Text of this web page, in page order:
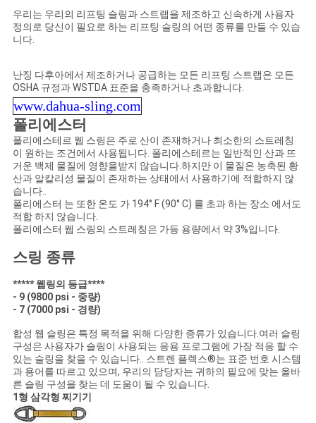
용
문
을
요
구
하
세
요
뉴
스
우리는 우리의 리프팅 슬링과 스트랩을 제조하고 신속하게 사용자
정의로 당신이 필요로 하는 리프팅 슬링의 어떤 종류를 만들 수 있습
니다.
난징 다후아에서 제조하거나 공급하는 모든 리프팅 스트랩은 모든
OSHA 규정과 WSTDA 표준을 충족하거나 초과합니다.
www.dahua-sling.com
폴리에스터
폴리에스테르 웹 스링은 주로 산이 존재하거나 최소한의 스트레칭
이 원하는 조건에서 사용됩니다. 폴리에스테르는 일반적인 산과 뜨
거운 백제 물질에 영향을받지 않습니다.하지만 이 물질은 농축된 황
산과 알칼리성 물질이 존재하는 상태에서 사용하기에 적합하지 않
습니다..
폴리에스터 는 또한 온도 가 194° F (90° C) 를 초과 하는 장소 에서도
적합 하지 않습니다.
폴리에스터 웹 스링의 스트레칭은 가등 용량에서 약 3%입니다.
스링 종류
***** 웹링의 등급****
- 9 (9800 psi - 중량)
- 7 (7000 psi - 경량)
합성 웹 슬링은 특정 목적을 위해 다양한 종류가 있습니다.여러 슬링
구성은 사용자가 슬링이 사용되는 응용 프로그램에 가장 적응 할 수
있는 슬링을 찾을 수 있습니다.. 스트렌 플렉스®는 표준 번호 시스템
과 용어를 따르고 있으며, 우리의 담당자는 귀하의 필요에 맞는 올바
른 슬링 구성을 찾는 데 도움이 될 수 있습니다.
1형 삼각형 찌기기